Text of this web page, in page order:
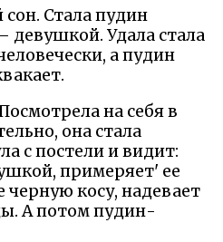
Стала пудин
девушкой. Удала стала
а пудин
на себя в
она стала
с постели и видит:
примеряет' ее
черную косу, надевает
А потом пудин-